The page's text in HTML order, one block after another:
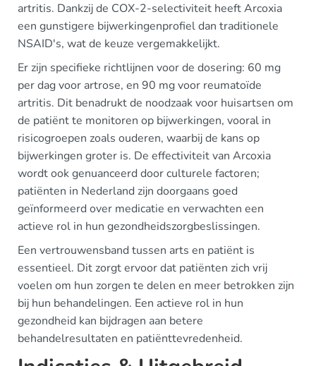
artritis. Dankzij de COX-2-selectiviteit heeft Arcoxia
een gunstigere bijwerkingenprofiel dan traditionele
NSAID's, wat de keuze vergemakkelijkt.
Er zijn specifieke richtlijnen voor de dosering: 60 mg
per dag voor artrose, en 90 mg voor reumatoïde
artritis. Dit benadrukt de noodzaak voor huisartsen om
de patiënt te monitoren op bijwerkingen, vooral in
risicogroepen zoals ouderen, waarbij de kans op
bijwerkingen groter is. De effectiviteit van Arcoxia
wordt ook genuanceerd door culturele factoren;
patiënten in Nederland zijn doorgaans goed
geïnformeerd over medicatie en verwachten een
actieve rol in hun gezondheidszorgbeslissingen.
Een vertrouwensband tussen arts en patiënt is
essentieel. Dit zorgt ervoor dat patiënten zich vrij
voelen om hun zorgen te delen en meer betrokken zijn
bij hun behandelingen. Een actieve rol in hun
gezondheid kan bijdragen aan betere
behandelresultaten en patiënttevredenheid.